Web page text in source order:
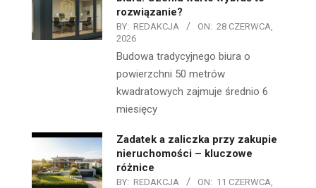
rozwiązanie?
BY: REDAKCJA ON: 28 CZERWCA,
2026
Budowa tradycyjnego biura o
powierzchni 50 metrów
kwadratowych zajmuje średnio 6
miesięcy
Zadatek a zaliczka przy zakupie
nieruchomości – kluczowe
różnice
BY: REDAKCJA ON: 11 CZERWCA,